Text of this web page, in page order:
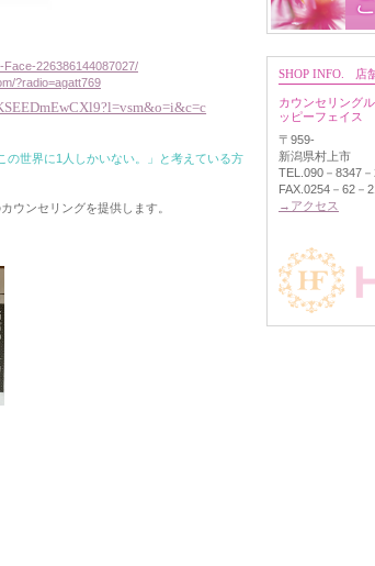
226386144087027/
?radio=agatt769
の世界に1人しかいない。」と考えている方
ウンセリングを提供します。
SHOP INFO. 店
カウンセリング
ッピーフェイス
〒959-
新潟県村上市
TEL.090－8347
FAX.0254－62－
→アクセス